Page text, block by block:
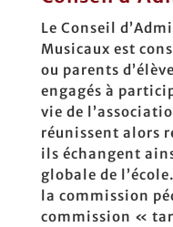
Le Conseil
Musicaux est
ou parents
engagés à
vie de
réunissent alors
ils échangent
globale de
la commission
commission «